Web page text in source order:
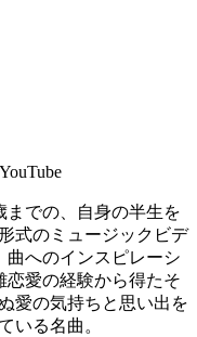
までの、自身の半生を
式のミュージックビデ
曲へのインスピレーシ
恋愛の経験から得たそ
愛の気持ちと思い出を
いる名曲。